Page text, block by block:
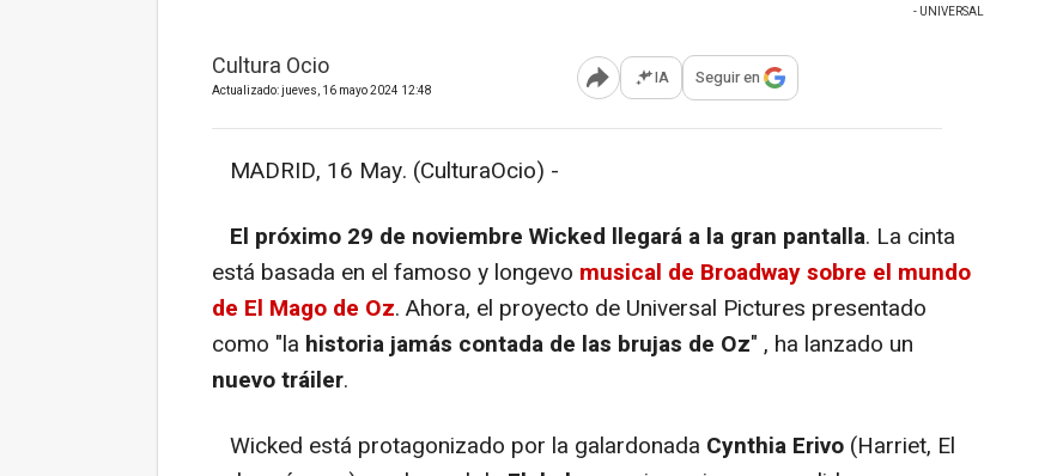
- UNIVERSAL
Cultura Ocio
Actualizado: jueves, 16 mayo 2024 12:48 Abrir opciones para compartir
IA Seguir en
MADRID, 16 May. (CulturaOcio) -
El próximo 29 de noviembre Wicked llegará a la gran pantalla. La cinta
está basada en el famoso y longevo musical de Broadway sobre el mundo
de El Mago de Oz. Ahora, el proyecto de Universal Pictures presentado
como "la historia jamás contada de las brujas de Oz" , ha lanzado un
nuevo tráiler.
Wicked está protagonizado por la galardonada Cynthia Erivo (Harriet, El